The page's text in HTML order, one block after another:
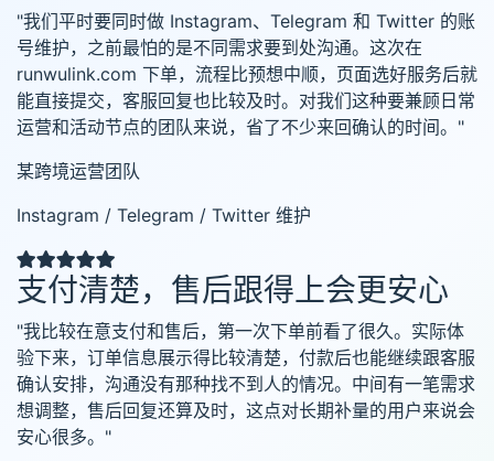
"我们平时要同时做 Instagram、Telegram 和 Twitter 的账
号维护，之前最怕的是不同需求要到处沟通。这次在
runwulink.com 下单，流程比预想中顺，页面选好服务后就
能直接提交，客服回复也比较及时。对我们这种要兼顾日常
运营和活动节点的团队来说，省了不少来回确认的时间。"
某跨境运营团队
Instagram / Telegram / Twitter 维护
支付清楚，售后跟得上会更安心
"我比较在意支付和售后，第一次下单前看了很久。实际体
验下来，订单信息展示得比较清楚，付款后也能继续跟客服
确认安排，沟通没有那种找不到人的情况。中间有一笔需求
想调整，售后回复还算及时，这点对长期补量的用户来说会
安心很多。"